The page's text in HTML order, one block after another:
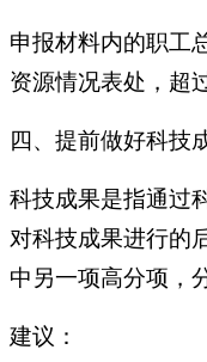
申报材料内的职工
资源情况表处，超
四、提前做好科技
科技成果是指通过
对科技成果进行的
中另一项高分项，
建议：